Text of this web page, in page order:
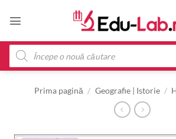
Products
search
Prima pagină / Geografie | Istorie /